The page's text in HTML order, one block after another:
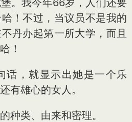
。我今年66岁，人们还要
！不过，当议员不是我的
丹办起第一所大学，而且
！
话，就显示出她是一个乐
有雄心的女人。
种类、由来和密理。